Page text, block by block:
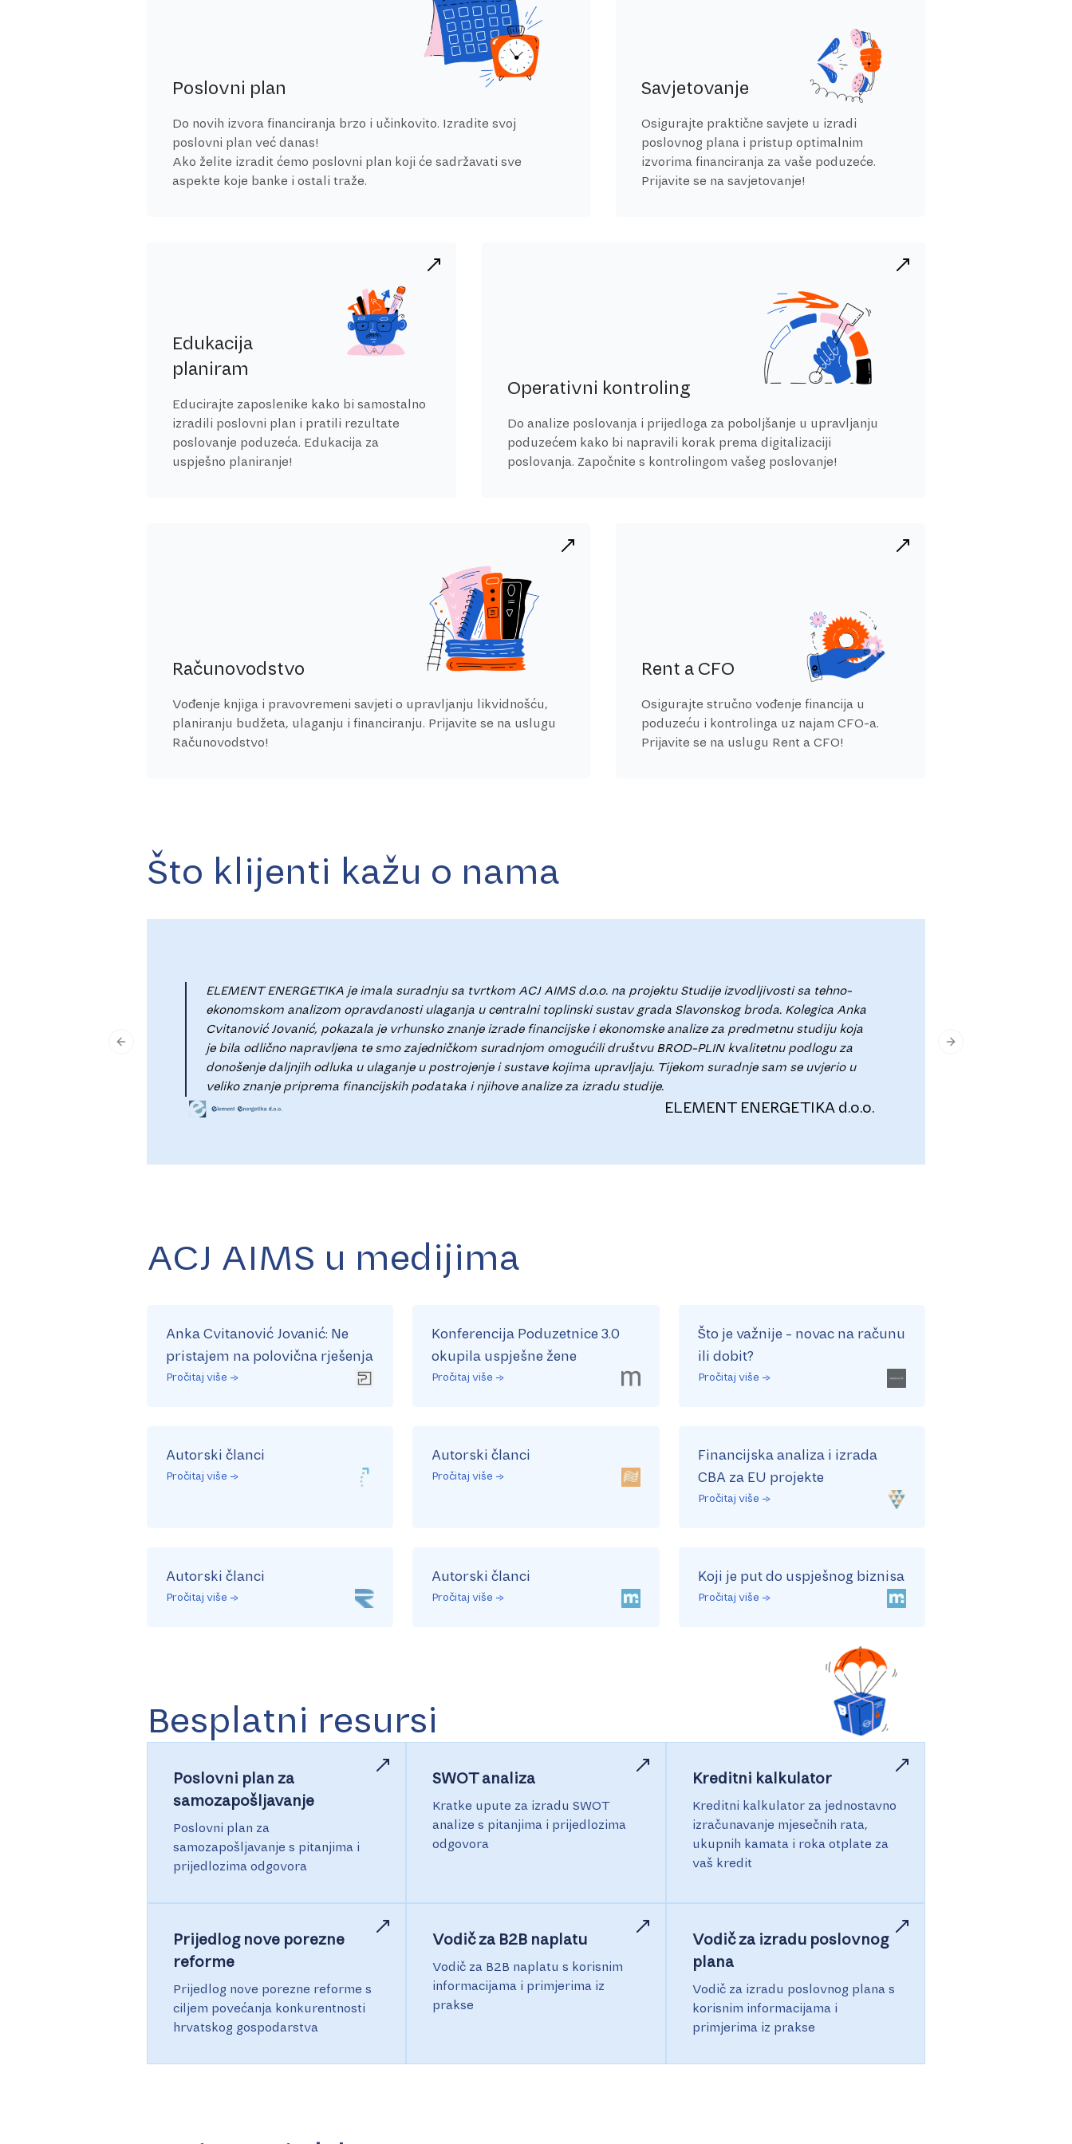
Poslovni plan
Do novih izvora financiranja brzo i učinkovito. Izradite svoj
poslovni plan već danas!
Ako želite izradit ćemo poslovni plan koji će sadržavati sve
aspekte koje banke i ostali traže.
Savjetovanje
Osigurajte praktične savjete u izradi
poslovnog plana i pristup optimalnim
izvorima financiranja za vaše poduzeće.
Prijavite se na savjetovanje!
Edukacija
planiram
Educirajte zaposlenike kako bi samostalno
izradili poslovni plan i pratili rezultate
poslovanje poduzeća. Edukacija za
uspješno planiranje!
Operativni kontroling
Do analize poslovanja i prijedloga za poboljšanje u upravljanju
poduzećem kako bi napravili korak prema digitalizaciji
poslovanja. Započnite s kontrolingom vašeg poslovanje!
Računovodstvo
Vođenje knjiga i pravovremeni savjeti o upravljanju likvidnošću,
planiranju budžeta, ulaganju i financiranju. Prijavite se na uslugu
Računovodstvo!
Rent a CFO
Osigurajte stručno vođenje financija u
poduzeću i kontrolinga uz najam CFO-a.
Prijavite se na uslugu Rent a CFO!
Što klijenti kažu o nama
ELEMENT ENERGETIKA je imala suradnju sa tvrtkom ACJ AIMS d.o.o. na projektu Studije izvodljivosti sa tehno-
ekonomskom analizom opravdanosti ulaganja u centralni toplinski sustav grada Slavonskog broda. Kolegica Anka
Cvitanović Jovanić, pokazala je vrhunsko znanje izrade financijske i ekonomske analize za predmetnu studiju koja
je bila odlično napravljena te smo zajedničkom suradnjom omogućili društvu BROD-PLIN kvalitetnu podlogu za
donošenje daljnjih odluka u ulaganje u postrojenje i sustave kojima upravljaju. Tijekom suradnje sam se uvjerio u
veliko znanje priprema financijskih podataka i njihove analize za izradu studije.
ELEMENT ENERGETIKA d.o.o.
Previous slide Next slide
ACJ AIMS u medijima
Anka Cvitanović Jovanić: Ne
pristajem na polovična rješenja
Pročitaj više →
Konferencija Poduzetnice 3.0
okupila uspješne žene
Pročitaj više →
Što je važnije - novac na računu
ili dobit?
Pročitaj više →
Autorski članci
Pročitaj više →
Autorski članci
Pročitaj više →
Financijska analiza i izrada
CBA za EU projekte
Pročitaj više →
Autorski članci
Pročitaj više →
Autorski članci
Pročitaj više →
Koji je put do uspješnog biznisa
Pročitaj više →
Besplatni resursi
Poslovni plan za
samozapošljavanje
Poslovni plan za
samozapošljavanje s pitanjima i
prijedlozima odgovora
SWOT analiza
Kratke upute za izradu SWOT
analize s pitanjima i prijedlozima
odgovora
Kreditni kalkulator
Kreditni kalkulator za jednostavno
izračunavanje mjesečnih rata,
ukupnih kamata i roka otplate za
vaš kredit
Prijedlog nove porezne
reforme
Prijedlog nove porezne reforme s
ciljem povećanja konkurentnosti
hrvatskog gospodarstva
Vodič za B2B naplatu
Vodič za B2B naplatu s korisnim
informacijama i primjerima iz
prakse
Vodič za izradu poslovnog
plana
Vodič za izradu poslovnog plana s
korisnim informacijama i
primjerima iz prakse